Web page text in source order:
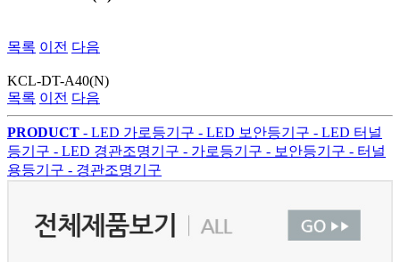
목록 이전 다음
KCL-DT-A40(N)
목록 이전 다음
PRODUCT - LED 가로등기구 - LED 보안등기구 - LED 터널
등기구 - LED 경관조명기구 - 가로등기구 - 보안등기구 - 터널
용등기구 - 경관조명기구